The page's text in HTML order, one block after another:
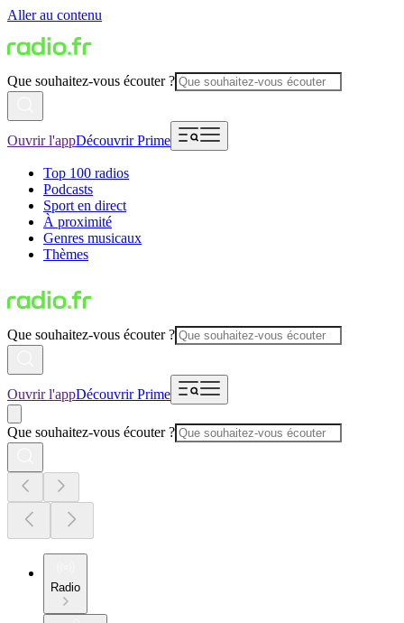
Aller au contenu
Que souhaitez-vous écouter ?
Ouvrir l'appDécouvrir Prime
Top 100 radios
Podcasts
Sport en direct
À proximité
Genres musicaux
Thèmes
Que souhaitez-vous écouter ?
Ouvrir l'appDécouvrir Prime
Que souhaitez-vous écouter ?
Radio